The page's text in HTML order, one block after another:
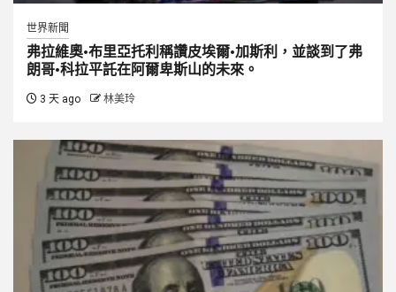
世界新聞
弗拉維奧·布里亞托利稱讚皮埃爾·加斯利，並談到了弗
朗哥·科拉平託在阿爾卑斯山的未來。
3 天 ago 林美玲